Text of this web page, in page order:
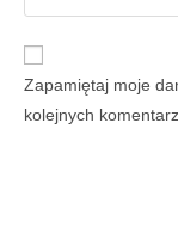
Zapamiętaj moje
kolejnych